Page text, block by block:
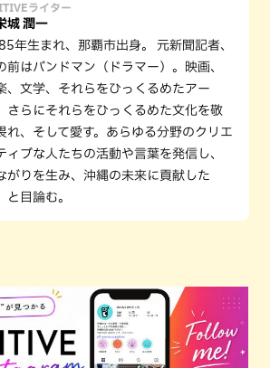
ライター
城 潤一
年生まれ、那覇市出身。 元新聞記者、
前はバンドマン（ドラマー）。映画、
、文学、それらをひっくるめたアー
さらにそれらをひっくるめた文化を敬
れ、そして愛す。あらゆる分野のクリエ
ィブな人たちの活動や言葉を発信し、
がりを生み、沖縄の未来に貢献した
と目論む。